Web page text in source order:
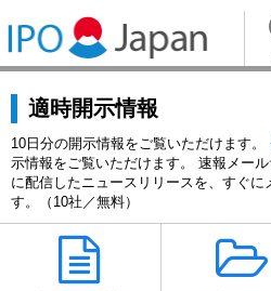
適時開示情報
10日分の開示情報をご覧いただけます。
示情報をご覧いただけます。 速報メー
に配信したニュースリリースを、すぐに
す。（10社／無料）